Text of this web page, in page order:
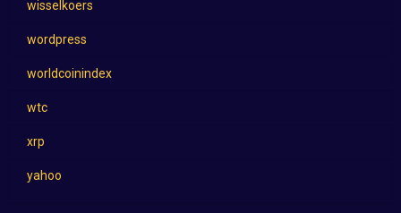
wisselkoers
wordpress
worldcoinindex
wtc
xrp
yahoo